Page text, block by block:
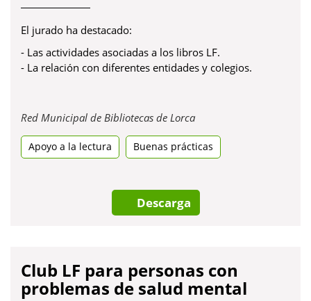
El jurado ha destacado:
- Las actividades asociadas a los libros LF.
- La relación con diferentes entidades y colegios.
Red Municipal de Bibliotecas de LorcaObre
en
una
pestanya
Apoyo a la lectura Buenas prácticas
Descarga
Club LF para personas con
problemas de salud mental